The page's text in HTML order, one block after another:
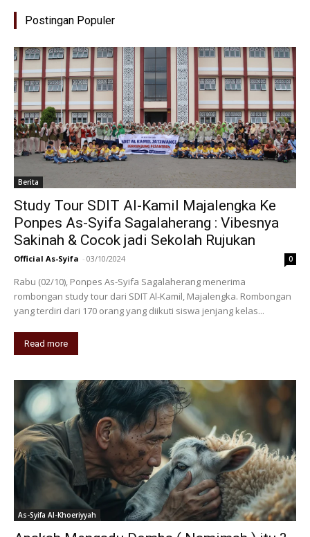
Postingan Populer
Berita
Study Tour SDIT Al-Kamil Majalengka Ke
Ponpes As-Syifa Sagalaherang : Vibesnya
Sakinah & Cocok jadi Sekolah Rujukan
Official As-Syifa - 03/10/2024 0
Rabu (02/10), Ponpes As-Syifa Sagalaherang menerima
rombongan study tour dari SDIT Al-Kamil, Majalengka. Rombongan
yang terdiri dari 170 orang yang diikuti siswa jenjang kelas...
Read more
As-Syifa Al-Khoeriyyah